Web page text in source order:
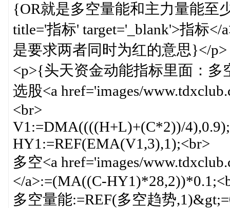
{OR就是多空量能和主力量能至
title='指标' target='_blank'>指标
是要求两者同时为红的意思}</p>
<p>{头天资金动能指标里面：
选股<a href='images/
<br>
V1:=DMA((((H+L)+(C*2))/
HY1:=REF(EMA(V1,3),1);<br>
多空<a href='images/
</a>:=(MA((C-
多空量能:=REF(多空趋势